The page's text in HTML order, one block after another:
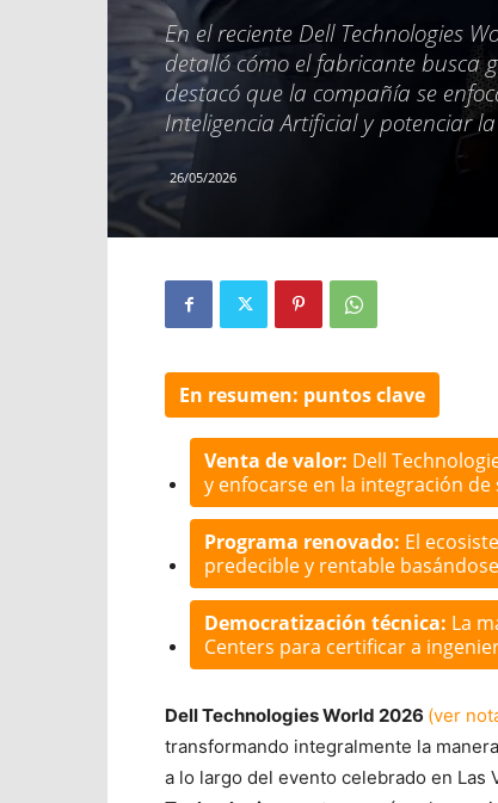
En el reciente Dell Technologies
detalló cómo el fabricante busca
destacó que la compañía se
Inteligencia Artificial y potenciar
26/05/2026
En resumen: puntos clave
Venta de valor: Dell
y enfocarse en la integración de
Programa renovado: El
predecible y rentable
Democratización técnica: La
Centers para certificar a
Dell Technologies World 2026 (ver
transformando integralmente la
a lo largo del evento celebrado en Las